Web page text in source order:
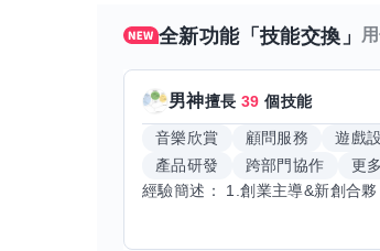
全新功能「技能交換」
男神擅長39 個技能
音樂欣賞 顧問服務
遊戲
產品研發
跨部門協作
更多